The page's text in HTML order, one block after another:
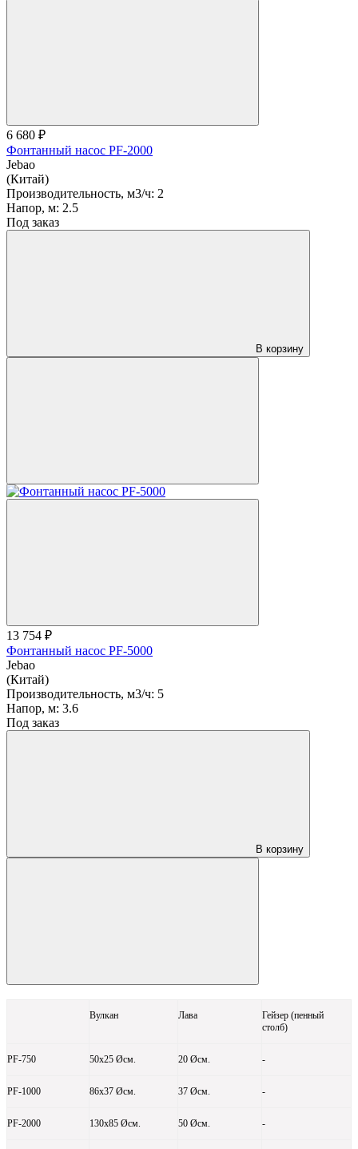
6 680 ₽
Фонтанный насос PF-2000
Jebao
(Китай)
Производительность, м3/ч: 2
Напор, м: 2.5
Под заказ
В корзину
13 754 ₽
Фонтанный насос PF-5000
Jebao
(Китай)
Производительность, м3/ч: 5
Напор, м: 3.6
Под заказ
В корзину
Вулкан Лава
Гейзер (пенный
столб)
PF-750 50x25 Øсм. 20 Øсм. -
PF-1000 86х37 Øсм. 37 Øсм. -
PF-2000 130х85 Øсм. 50 Øсм. -